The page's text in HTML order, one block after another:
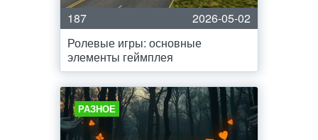
187
2026-05-02
Ролевые игры: основные
элементы геймплея
РАЗНОЕ